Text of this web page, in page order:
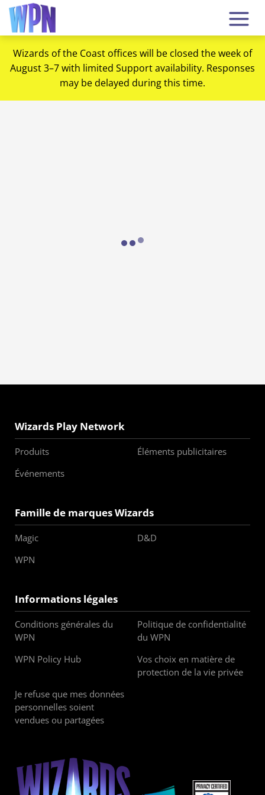
Wizards of the Coast offices will be closed the week of
August 3–7 with limited Support availability. Responses
may be delayed during this time.
Loading...
Wizards Play Network
Produits
Éléments publicitaires
Événements
Famille de marques Wizards
Magic
D&D
WPN
Informations légales
Conditions générales du
WPN
Politique de confidentialité
du WPN
WPN Policy Hub
Vos choix en matière de
protection de la vie privée
Je refuse que mes données
personnelles soient
vendues ou partagées